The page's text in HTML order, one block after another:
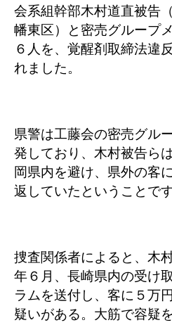
会系組幹部木村道直被告
幡東区）と密売グループ
６人を、覚醒剤取締法違
れました。
県警は工藤会の密売グル
発しており、木村被告ら
岡県内を避け、県外の客
返していたということです
捜査関係者によると、木
年６月、長崎県内の受け
ラムを送付し、客に５万
疑いがある。大筋で容疑